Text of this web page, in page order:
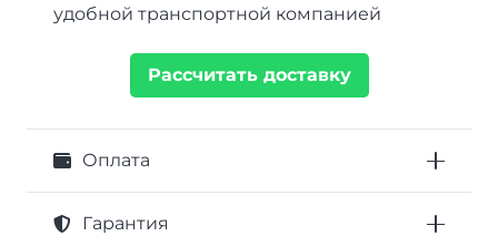
удобной транспортной компанией
Рассчитать доставку
Оплата
Гарантия